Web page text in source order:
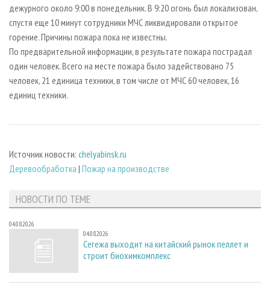
ИНСТРУМЕНТ И МАТЕРИАЛЫ
БИБЛИОТЕКА СПЕЦИАЛИСТА
дежурного около 9:00 в понедельник. В 9:20 огонь был локализован,
спустя еще 10 минут сотрудники МЧС ликвидировали открытое
горение. Причины пожара пока не известны.
По предварительной информации, в результате пожара пострадал
один человек. Всего на месте пожара было задействовано 75
человек, 21 единица техники, в том числе от МЧС 60 человек, 16
единиц техники.
Источник новости: chelyabinsk.ru
Деревообработка | Пожар на производстве
НОВОСТИ ПО ТЕМЕ
04.08.2026
04.08.2026
Сегежа выходит на китайский рынок пеллет и
строит биохимкомплекс